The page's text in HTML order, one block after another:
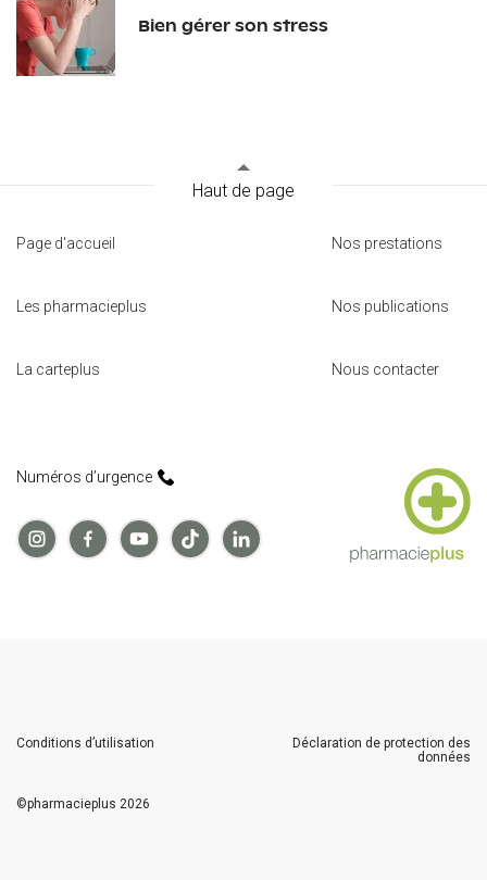
Bien gérer son stress
Haut de page
Page d'accueil
Les pharmacieplus
La carteplus
Nos prestations
Nos publications
Nous contacter
Numéros d’urgence
©pharmacieplus 2026
Conditions d’utilisation
Déclaration de protection des
données